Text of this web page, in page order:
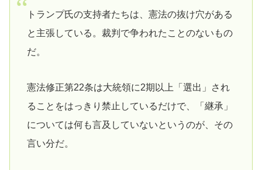
トランプ氏の支持者たちは、憲法の抜け穴がある
と主張している。裁判で争われたことのないもの
だ。
憲法修正第22条は大統領に2期以上「選出」され
ることをはっきり禁止しているだけで、「継承」
については何も言及していないというのが、その
言い分だ。